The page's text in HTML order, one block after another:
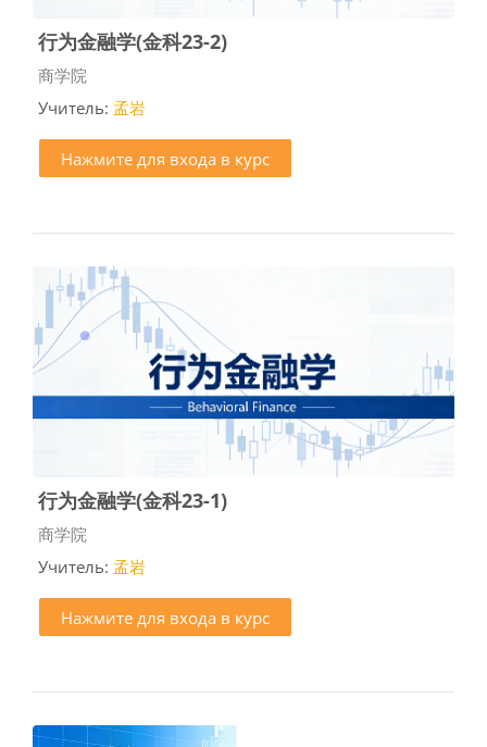
行为金融学(金科23-2)
Категория курса
商学院
Учитель: 孟岩
Нажмите для входа в курс
行为金融学(金科23-1)
Категория курса
商学院
Учитель: 孟岩
Нажмите для входа в курс